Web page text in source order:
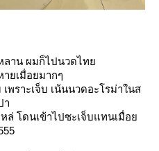
ลาน ผมก็ไปนวดไท
ยเมื่อยมากๆ
ราะเจ็บ เน้นนวดอะโรม่าในส
า
ล่ โดนเข้าไปซะเจ็บแทนเมื่อ